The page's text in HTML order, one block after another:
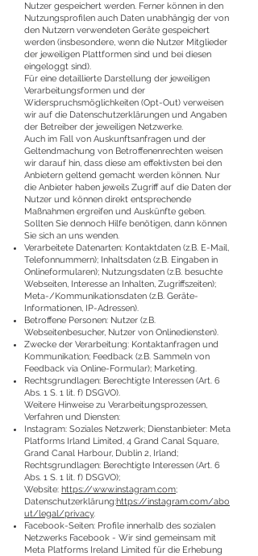
Nutzer gespeichert werden. Ferner können in den
Nutzungsprofilen auch Daten unabhängig der von
den Nutzern verwendeten Geräte gespeichert
werden (insbesondere, wenn die Nutzer Mitglieder
der jeweiligen Plattformen sind und bei diesen
eingeloggt sind).
Für eine detaillierte Darstellung der jeweiligen
Verarbeitungsformen und der
Widerspruchsmöglichkeiten (Opt-Out) verweisen
wir auf die Datenschutzerklärungen und Angaben
der Betreiber der jeweiligen Netzwerke.
Auch im Fall von Auskunftsanfragen und der
Geltendmachung von Betroffenenrechten weisen
wir darauf hin, dass diese am effektivsten bei den
Anbietern geltend gemacht werden können. Nur
die Anbieter haben jeweils Zugriff auf die Daten der
Nutzer und können direkt entsprechende
Maßnahmen ergreifen und Auskünfte geben.
Sollten Sie dennoch Hilfe benötigen, dann können
Sie sich an uns wenden.
Verarbeitete Datenarten: Kontaktdaten (z.B. E-Mail,
Telefonnummern); Inhaltsdaten (z.B. Eingaben in
Onlineformularen); Nutzungsdaten (z.B. besuchte
Webseiten, Interesse an Inhalten, Zugriffszeiten);
Meta-/Kommunikationsdaten (z.B. Geräte-
Informationen, IP-Adressen).
Betroffene Personen: Nutzer (z.B.
Webseitenbesucher, Nutzer von Onlinediensten).
Zwecke der Verarbeitung: Kontaktanfragen und
Kommunikation; Feedback (z.B. Sammeln von
Feedback via Online-Formular); Marketing.
Rechtsgrundlagen: Berechtigte Interessen (Art. 6
Abs. 1 S. 1 lit. f) DSGVO).
Weitere Hinweise zu Verarbeitungsprozessen,
Verfahren und Diensten:
Instagram: Soziales Netzwerk; Dienstanbieter: Meta
Platforms Irland Limited, 4 Grand Canal Square,
Grand Canal Harbour, Dublin 2, Irland;
Rechtsgrundlagen: Berechtigte Interessen (Art. 6
Abs. 1 S. 1 lit. f) DSGVO);
Website: https://www.instagram.com;
Datenschutzerklärung:https://instagram.com/abo
ut/legal/privacy.
Facebook-Seiten: Profile innerhalb des sozialen
Netzwerks Facebook - Wir sind gemeinsam mit
Meta Platforms Ireland Limited für die Erhebung